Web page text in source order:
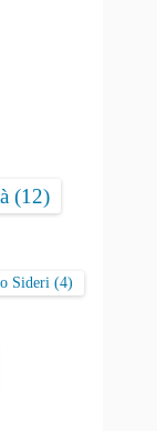
(12)
Sideri (4)